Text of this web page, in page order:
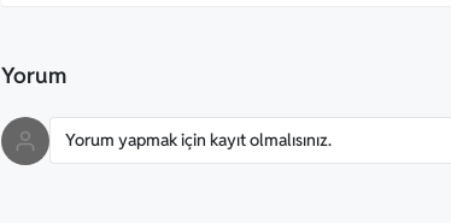
Yorum
Yorum yapmak için kayıt olmalısınız.